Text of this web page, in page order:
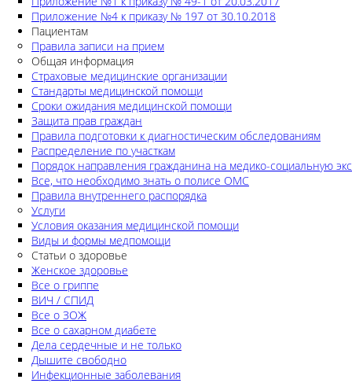
Приложение №4 к приказу № 197 от 30.10.2018
Пациентам
Правила записи на прием
Общая информация
Страховые медицинские организации
Стандарты медицинской помощи
Сроки ожидания медицинской помощи
Защита прав граждан
Правила подготовки к диагностическим обследованиям
Распределение по участкам
Порядок направления гражданина на медико-социальную
Все, что необходимо знать о полисе ОМС
Правила внутреннего распорядка
Услуги
Условия оказания медицинской помощи
Виды и формы медпомощи
Статьи о здоровье
Женское здоровье
Все о гриппе
ВИЧ / СПИД
Все о ЗОЖ
Все о сахарном диабете
Дела сердечные и не только
Дышите свободно
Инфекционные заболевания